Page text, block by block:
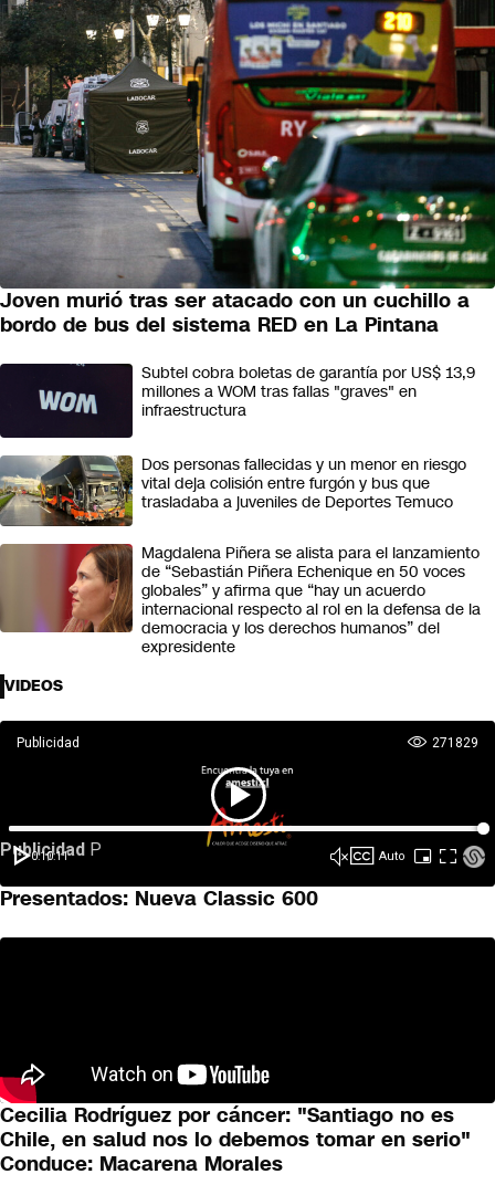
Joven murió tras ser atacado con un cuchillo a
bordo de bus del sistema RED en La Pintana
Subtel cobra boletas de garantía por US$ 13,9
millones a WOM tras fallas "graves" en
infraestructura
Dos personas fallecidas y un menor en riesgo
vital deja colisión entre furgón y bus que
trasladaba a juveniles de Deportes Temuco
Magdalena Piñera se alista para el lanzamiento
de “Sebastián Piñera Echenique en 50 voces
globales” y afirma que “hay un acuerdo
internacional respecto al rol en la defensa de la
democracia y los derechos humanos” del
expresidente
VIDEOS
Presentados: Nueva Classic 600
Cecilia Rodríguez por cáncer: "Santiago no es
Chile, en salud nos lo debemos tomar en serio"
Conduce: Macarena Morales